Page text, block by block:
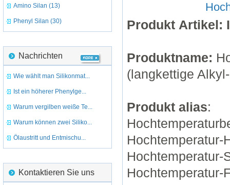
Amino Silan (13)
Phenyl Silan (30)
Nachrichten
Wie wählt man Silikonmat...
Ist ein höherer Phenylge...
Warum vergilben weiße Te...
Warum können zwei Siliko...
Ölaustritt und Entmischu...
Kontaktieren Sie uns
Produkt Artikel:
Produktname:
(langkettige
Produkt alias:
Hochtemperatur-
Hochtemperatur-
Hochtemperatur-